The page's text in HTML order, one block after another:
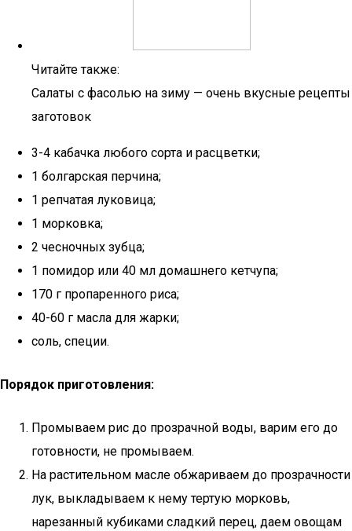
Читайте также:
Салаты с фасолью на зиму — очень вкусные рецепты
заготовок
3-4 кабачка любого сорта и расцветки;
1 болгарская перчина;
1 репчатая луковица;
1 морковка;
2 чесночных зубца;
1 помидор или 40 мл домашнего кетчупа;
170 г пропаренного риса;
40-60 г масла для жарки;
соль, специи.
Порядок приготовления:
Промываем рис до прозрачной воды, варим его до
готовности, не промываем.
На растительном масле обжариваем до прозрачности
лук, выкладываем к нему тертую морковь,
нарезанный кубиками сладкий перец, даем овощам